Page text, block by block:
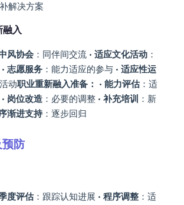
解决方案
融入
风协会：同伴间交流 • 适应文化活动：
志愿服务：能力适应的参与 • 适应性运
动职业重新融入准备： • 能力评估：适
岗位改造：必要的调整 • 补充培训 ：新
渐进支持：逐步回归
防
度评估：跟踪认知进展 • 程序调整：适